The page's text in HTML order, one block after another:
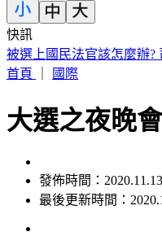
快訊
IU無預警召喚前男友 韓網
首頁
國際
大選之夜晚
發佈時間：
最後更新時間：